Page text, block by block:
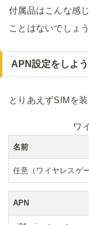
付属品はこんな感
ことはないでしょう
APN設定をしよう
とりあえずSIMを
ワ
名前
任意（ワイヤレスゲ
APN